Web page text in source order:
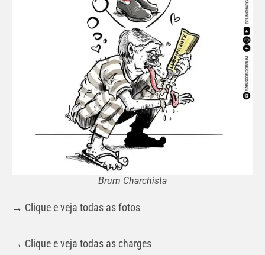
Brum Charchista
→ Clique e veja todas as fotos
→ Clique e veja todas as charges